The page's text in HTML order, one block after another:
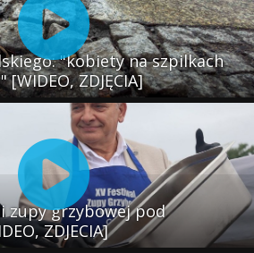
"kobiety na szpilkach
ZDJĘCIA]
zupy grzybowej pod
ZDJECIA]